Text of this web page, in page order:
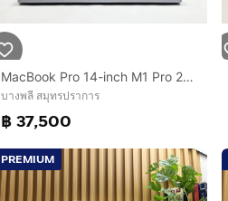
MacBook Pro 14-inch M1 Pro 2021 Ram32GB SSD1TB Space Gray
บางพลี สมุทรปราการ
฿ 37,500
PREMIUM